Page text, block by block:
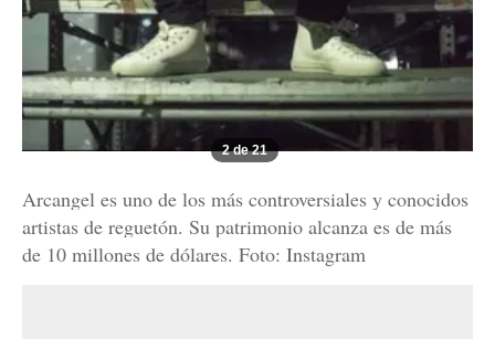
2 de 21
Arcangel es uno de los más controversiales y conocidos
artistas de reguetón. Su patrimonio alcanza es de más
de 10 millones de dólares. Foto: Instagram